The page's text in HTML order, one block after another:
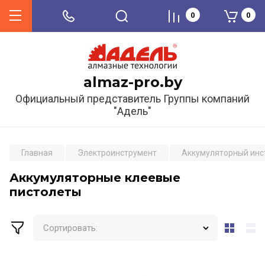
almaz-pro.by
Официальный представитель Группы компаний
"Адель"
0 0
Главная Электроинструмент Аккумуляторный
Аккумуляторные клеевые
пистолеты
Сортировать: